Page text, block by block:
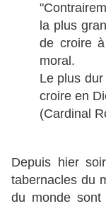
la plus
de croire
moral.
Le plus
croire en
(Cardinal
Depuis hier
tabernacles du
du monde